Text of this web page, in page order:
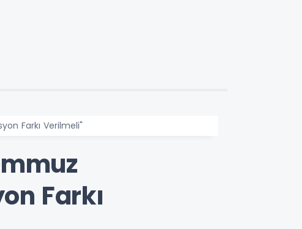
Farkı Verilmeli"
Farkı